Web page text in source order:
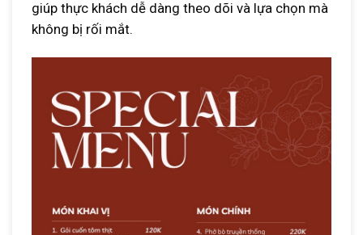
giúp thực khách dễ dàng theo dõi và lựa chọn mà
không bị rối mắt.